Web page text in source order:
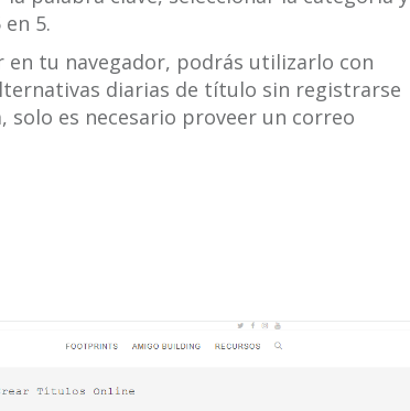
5.
tu navegador, podrás utilizarlo con
diarias de título sin registrarse
es necesario proveer un correo